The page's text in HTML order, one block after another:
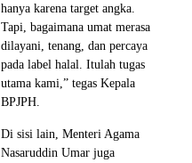
hanya karena target angka.
Tapi, bagaimana umat merasa
dilayani, tenang, dan percaya
pada label halal. Itulah tugas
utama kami,” tegas Kepala
BPJPH.
Di sisi lain, Menteri Agama
Nasaruddin Umar juga